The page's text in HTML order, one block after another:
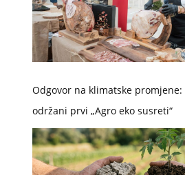
Odgovor na klimatske promjene:
održani prvi „Agro eko susreti“